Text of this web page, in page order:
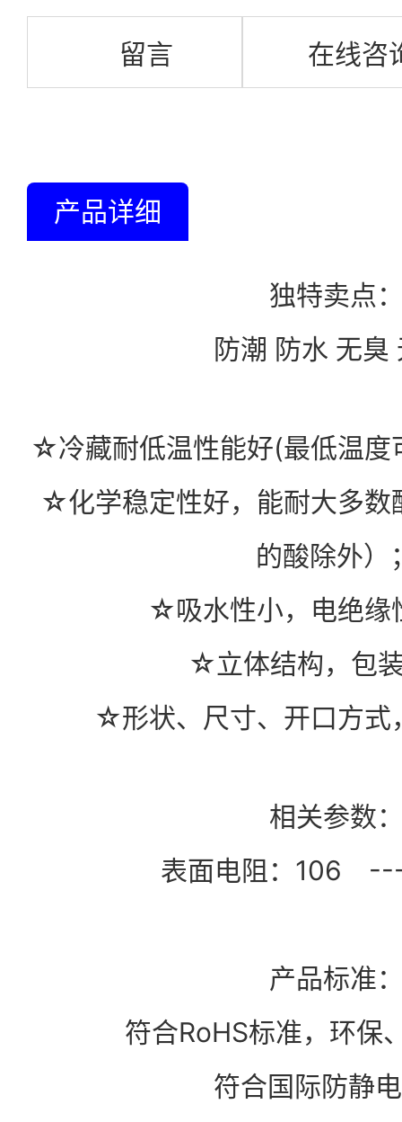
留言 在线咨
产品详细
独特卖点
防潮 防水 无臭
☆冷藏耐低温性能好(最低温
☆化学稳定性好，能耐大多数
的酸除外）
☆吸水性小，电绝缘
☆立体结构，包
☆形状、尺寸、开口方式
相关参数
表面电阻：106
产品标准
符合RoHS标准，环保
符合国际防静电